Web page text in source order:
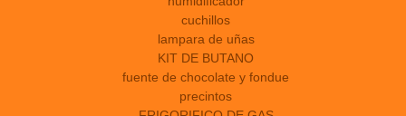
cuchillos
lampara de uñas
KIT DE BUTANO
fuente de chocolate y fondue
precintos